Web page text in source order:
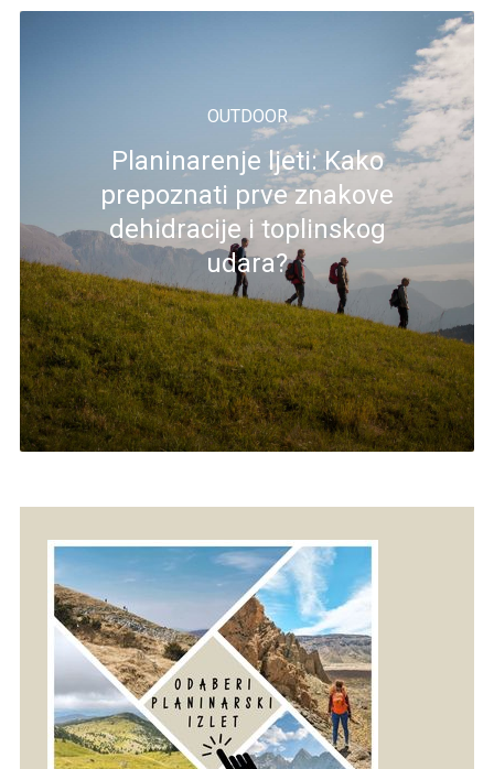
OUTDOOR
Planinarenje ljeti: Kako
prepoznati prve znakove
dehidracije i toplinskog
udara?